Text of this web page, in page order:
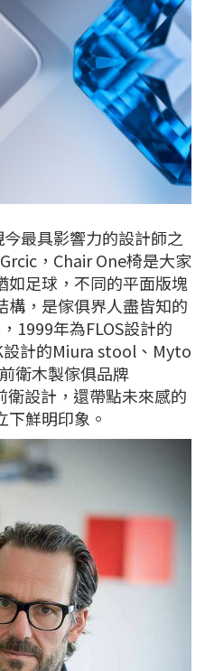
最具影響力的設計師之
，Chair One椅是大家
如足球，不同的平面版塊
構，是傢俱界人盡皆知的
1999年為FLOS設計的
計的Miura stool、Myto
衛木製傢俱品牌
衛設計，還帶點未來感的
鮮明印象。